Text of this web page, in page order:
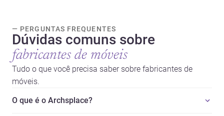
— PERGUNTAS FREQUENTES
Dúvidas comuns sobre
fabricantes de móveis
Tudo o que você precisa saber sobre fabricantes de
móveis.
O que é o Archsplace?